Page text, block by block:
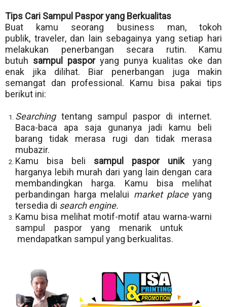
Tips Cari Sampul Paspor yang Berkualitas
Buat kamu seorang business man, tokoh
publik, traveler, dan lain sebagainya yang setiap hari
melakukan penerbangan secara rutin. Kamu
butuh sampul paspor yang punya kualitas oke dan
enak jika dilihat. Biar penerbangan juga makin
semangat dan professional. Kamu bisa pakai tips
berikut ini:
Searching tentang sampul paspor di internet.
Baca-baca apa saja gunanya jadi kamu beli
barang tidak merasa rugi dan tidak merasa
mubazir.
Kamu bisa beli sampul paspor unik yang
harganya lebih murah dari yang lain dengan cara
membandingkan harga. Kamu bisa melihat
perbandingan harga melalui market placeyang
tersedia di search engine.
Kamu bisa melihat motif-motif atau warna-warni
sampul paspor yang menarik untuk
mendapatkan sampul yang berkualitas.